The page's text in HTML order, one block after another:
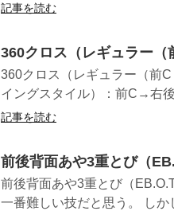
記事を読む
360クロス（レギュラー
360クロス（レギュラー（
イングスタイル）：前C→
記事を読む
前後背面あや3重とび（
前後背面あや3重とび（
一番難しい技だと思う。 し